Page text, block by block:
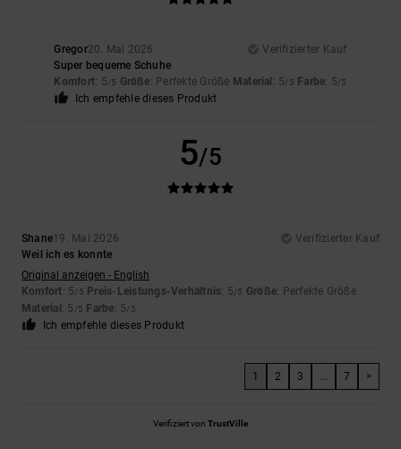
Gregor20. Mai 2026
Verifizierter Kauf
Super bequeme Schuhe
Komfort: 5/5 Größe: Perfekte Größe Material : 5/5 Farbe: 5/5
Ich empfehle dieses Produkt
5/5
Shane19. Mai 2026
Verifizierter Kauf
Weil ich es konnte
Original anzeigen - English
Komfort: 5/5 Preis-Leistungs-Verhältnis: 5/5 Größe: Perfekte Größe
Material : 5 /5 Farbe: 5/5
Ich empfehle dieses Produkt
1 2 3 ... 7 >
Verifiziert von TrustVille